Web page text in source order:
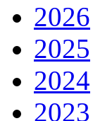
2026
2025
2024
2023